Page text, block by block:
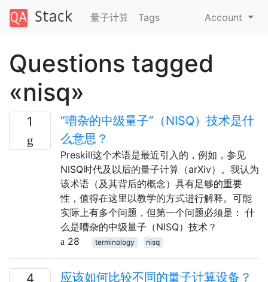
量子计算 Tags Account
Questions tagged
«nisq»
1
“嘈杂的中级量子”（NISQ）技术是什
么意思？
Preskill这个术语是最近引入的，例如，参见
NISQ时代及以后的量子计算（arXiv）。我认为
该术语（及其背后的概念）具有足够的重要
性，值得在这里以教学的方式进行解释。可能
实际上有多个问题，但第一个问题必须是： 什
么是嘈杂的中级量子（NISQ）技术？
28
terminology nisq
4 应该如何比较不同的量子计算设备？